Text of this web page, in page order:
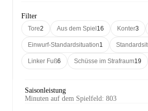
Filter
Tore2 Aus dem Spiel 16 Konter3
Einwurf-Standardsituation1
Linker Fuß6 Schüsse im Strafraum19
Saisonleistung
Minuten auf dem Spielfeld: 803